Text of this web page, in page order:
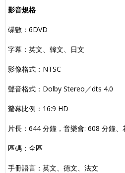
影音規格
碟數：6DVD
字幕：英文、韓文、日文
影像格式：NTSC
聲音格式：Dolby Stereo／dts 4.0
螢幕比例：16:9 HD
片長：644 分鐘，音樂會: 608 分鐘
區碼：全區
手冊語言：英文、德文、法文